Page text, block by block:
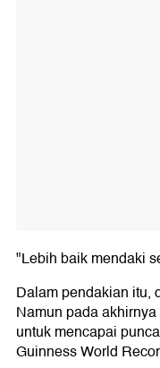
"Lebih baik mendaki
Dalam pendakian itu,
Namun pada
untuk mencapai
Guinness World